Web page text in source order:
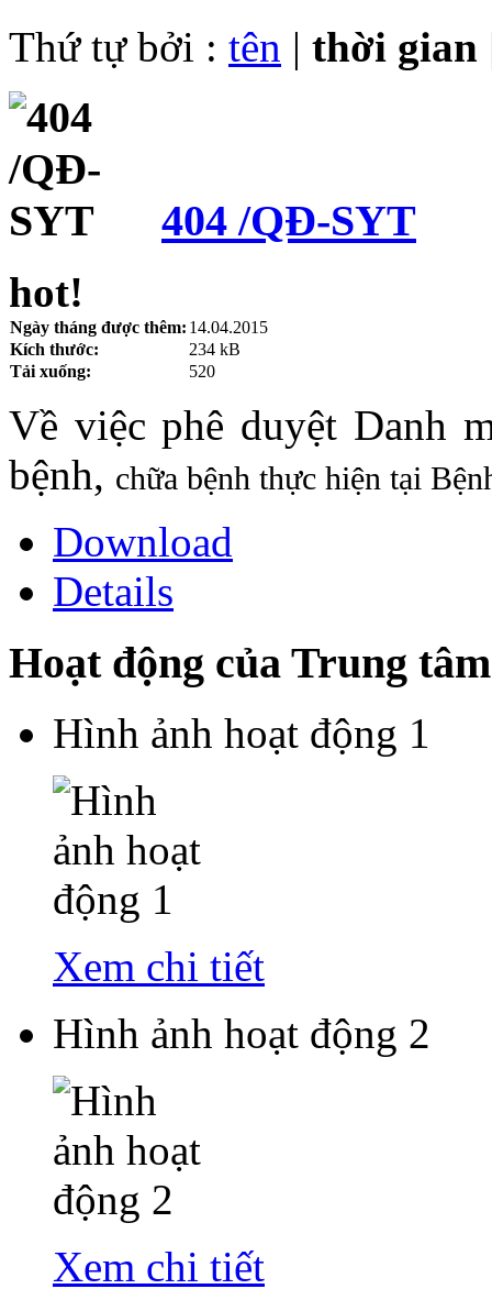
Thứ tự bởi : tên | thời gian
404 /QĐ-SYT
hot!
Ngày tháng được thêm: 14.04.2015
Kích thước:
234 kB
Tải xuống:
520
Về việc phê duyệt Danh
bệnh, chữa bệnh thực hiện tại
Download
Details
Hoạt động của Trung tâm
Hình ảnh hoạt động 1
Xem chi tiết
Hình ảnh hoạt động 2
Xem chi tiết